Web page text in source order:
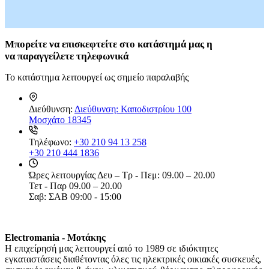
Κιόσκια Κήπου
Κούνιες Παιδικές
Κούπες
Μαξιλάρι Υπνόσακου
Μαξιλάρια Αιώρας
Παγοκυστες
Σακίδια Πλάτης
Σκηνές 2-3 Ατόμων
Σκηνές 3-4 Ατόμων
Σκηνές 5-6 Ατόμων
Σκηνές 6-7 Ατόμων
Σκηνές Pop up
Σκίαστρα Παραλλαγής
Στηρίγματα Βάσης Αιώρας
Στρωματά Ύπνου Φουσκωτά
Μπορείτε να επισκεφτείτε στο κατάστημά μας η
ναπαραγγείλετε τηλεφωνικά
Το κατάστημα λειτουργεί ως σημείο παραλαβής
Διεύθυνση: Διεύθυνση: Καποδιστρίου 100
Μοσχάτο 18345
Τηλέφωνο: +30 210 94 13 258
+30 210 444 1836
Ώρες λειτουργίας Δευ – Τρ - Πεμ: 09.00 – 20.00
Τετ - Παρ 09.00 – 20.00
Σαβ: ΣΑΒ 09:00 - 15:00
Electromania - Μοτάκης
H επιχείρησή μας λειτουργεί από το 1989 σε ιδιόκτητες
εγκαταστάσεις διαθέτοντας όλες τις ηλεκτρικές οικιακές συσκευές,